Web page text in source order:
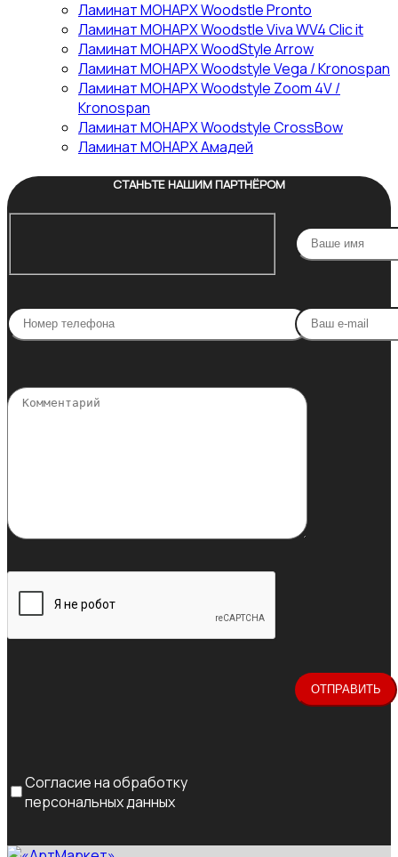
Ламинат МОНАРХ Woodstle Pronto
Ламинат МОНАРХ Woodstle Viva WV4 Clic it
Ламинат МОНАРХ WoodStyle Arrow
Ламинат МОНАРХ Woodstyle Vega / Kronospan
Ламинат МОНАРХ Woodstyle Zoom 4V /
Kronospan
Ламинат МОНАРХ Woodstyle СrossBow
Ламинат МОНАРХ Амадей
СТАНЬТЕ НАШИМ ПАРТНЁРОМ
Согласие на обработку
персональных данных